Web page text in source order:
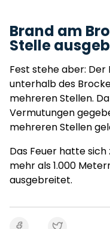
Brand am
Stelle
Fest stehe aber: Der
unterhalb des
mehreren Stellen.
Vermutungen
mehreren Stellen
Das Feuer hatte
mehr als 1.000
ausgebreitet.